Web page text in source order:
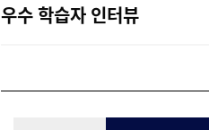
우수 학습자 인터뷰